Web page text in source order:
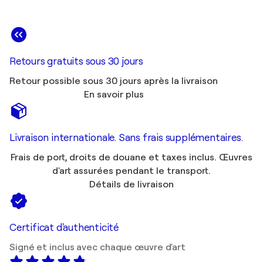
Retours gratuits sous 30 jours
Retour possible sous 30 jours après la livraison
En savoir plus
Livraison internationale. Sans frais supplémentaires.
Frais de port, droits de douane et taxes inclus. Œuvres
d'art assurées pendant le transport.
Détails de livraison
Certificat d'authenticité
Signé et inclus avec chaque œuvre d'art